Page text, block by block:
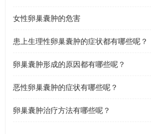
女性卵巢囊肿的危害
患上生理性卵巢囊肿的症状都有哪些呢？
卵巢囊肿形成的原因都有哪些呢？
恶性卵巢囊肿的症状有哪些呢？
卵巢囊肿治疗方法有哪些呢？